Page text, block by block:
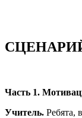
Часть 1.
Учитель. Ребята,